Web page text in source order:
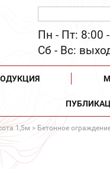
Пн - Пт: 8:00
Сб - Вс:
1,5м > Бетонное